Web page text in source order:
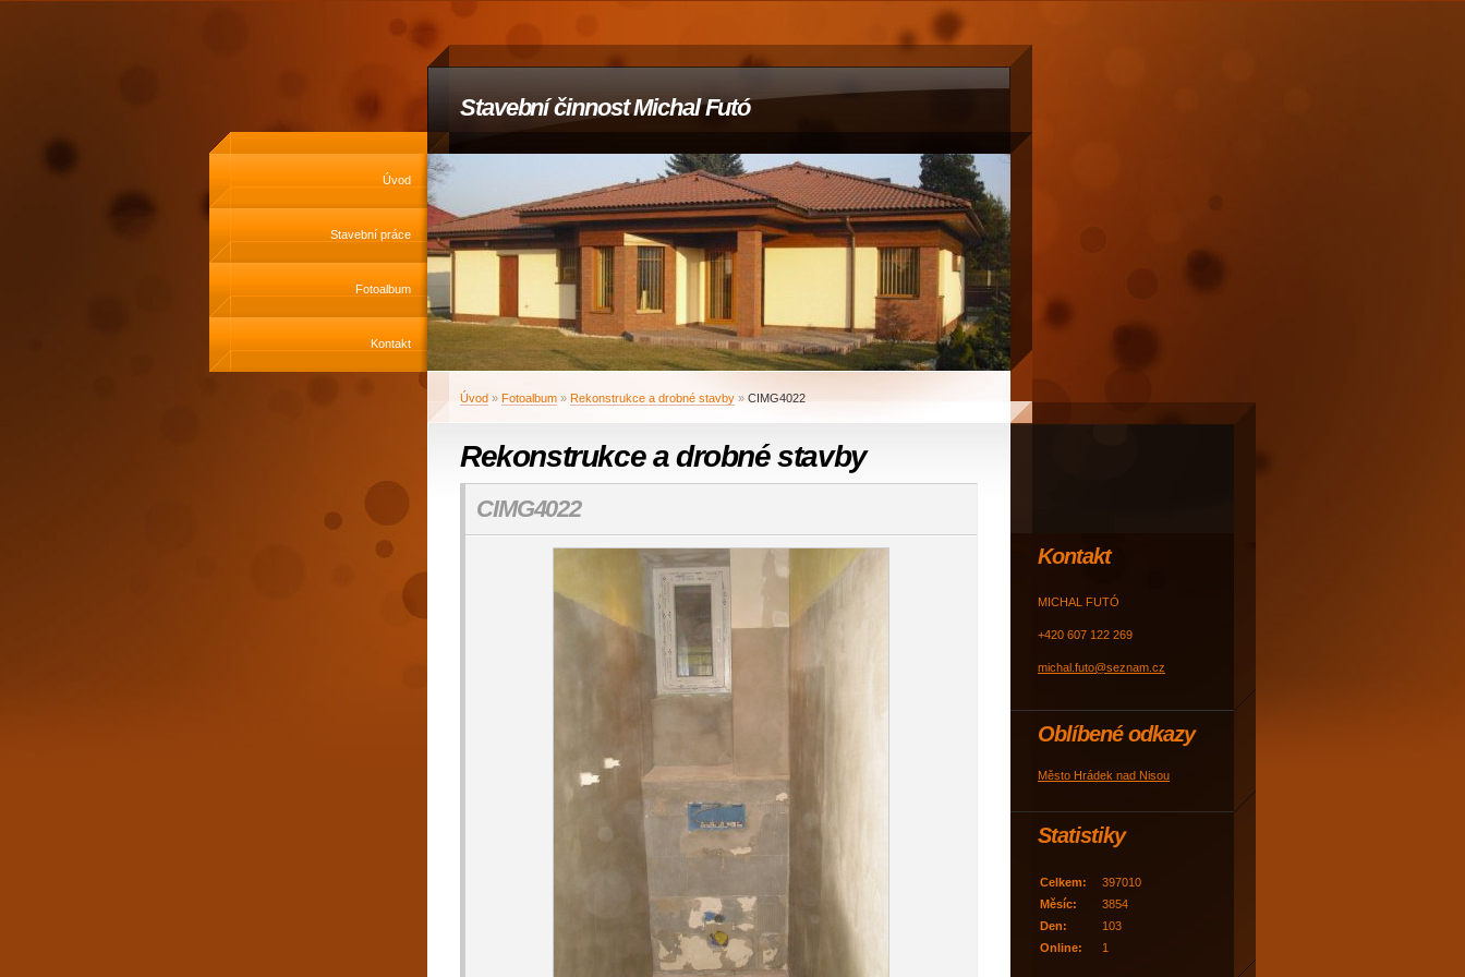
Stavební činnost Michal Futó
Úvod
Stavební práce
Fotoalbum
Kontakt
Úvod » Fotoalbum » Rekonstrukce a drobné stavby » CIMG4022
Rekonstrukce a drobné stavby
CIMG4022
Kontakt
MICHAL FUTÓ
+420 607 122 269
michal.futo@seznam.cz
Oblíbené odkazy
Město Hrádek nad Nisou
Statistiky
Online: 1
Celkem:
397010
Měsíc:
3854
Den:
103